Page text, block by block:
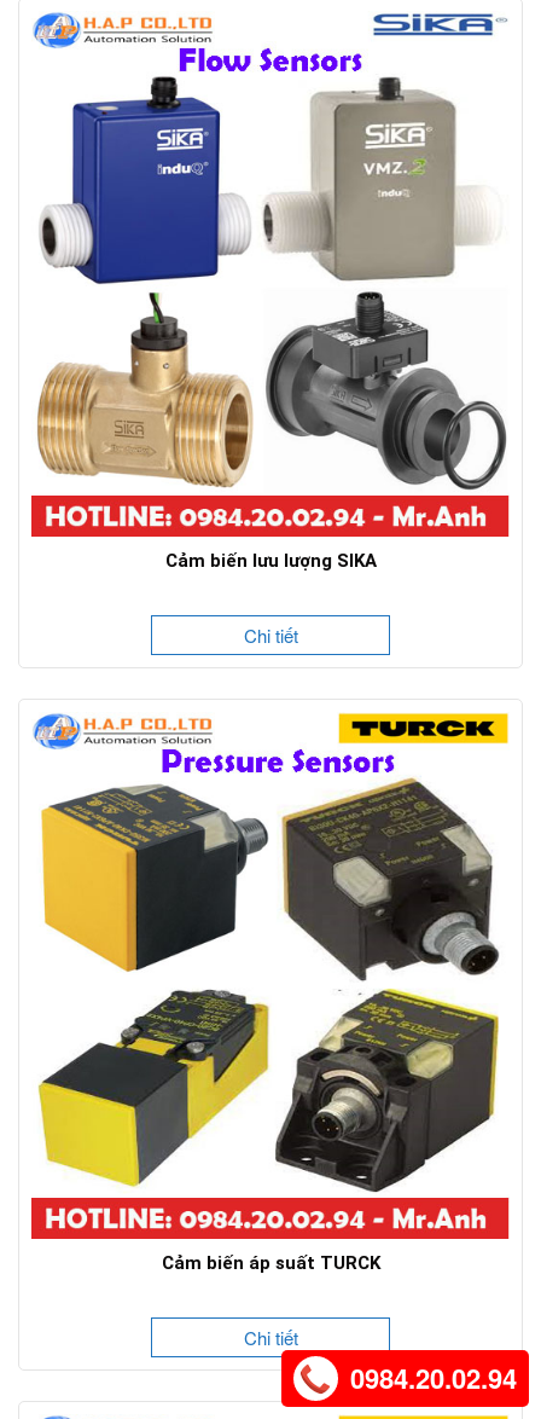
Cảm biến lưu lượng SIKA
Chi tiết
Cảm biến áp suất TURCK
Chi tiết
0984.20.02.94